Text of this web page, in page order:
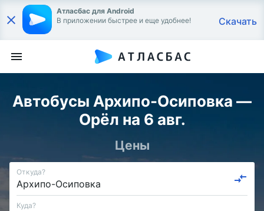
Атласбас для Android
В приложении быстрее и еще удобнее!
Скачать
Автобусы Архипо-Осиповка —
Орёл на 6 авг.
Цены
Откуда?
Куда?